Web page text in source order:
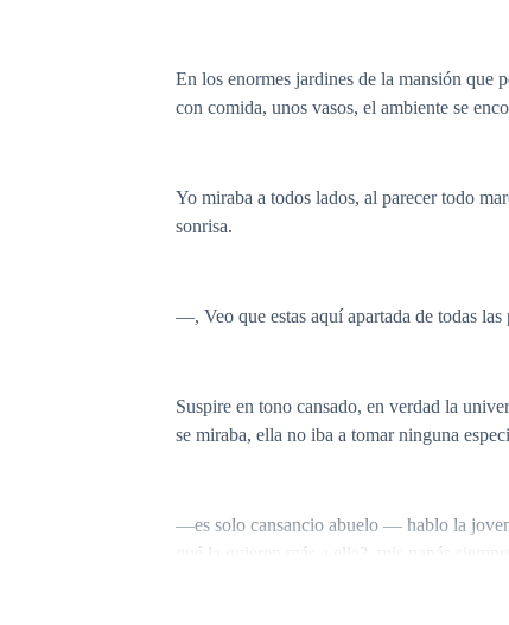
En los enormes jardines de la mansión que
con comida, unos vasos, el ambiente se
Yo miraba a todos lados, al parecer todo
sonrisa.
—, Veo que estas aquí apartada de todas
Suspire en tono cansado, en verdad la
se miraba, ella no iba a tomar ninguna
—es solo cansancio abuelo — hablo la
qué la quieren más a ella?, mis papás